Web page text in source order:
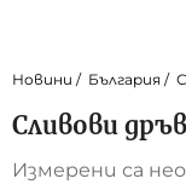
Новини България
Сливови
Измерени са